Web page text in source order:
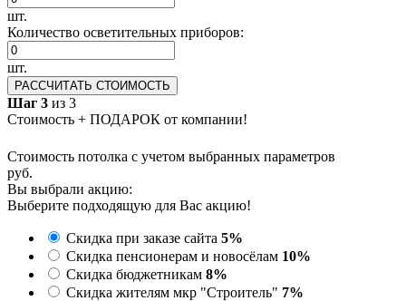
шт.
Количество осветительных приборов:
шт.
РАССЧИТАТЬ СТОИМОСТЬ
Шаг 3 из 3
Стоимость + ПОДАРОК от компании!
Стоимость потолка с учетом выбранных параметров
руб.
Вы выбрали акцию:
Выберите подходящую для Вас акцию!
Скидка при заказе сайта 5%
Скидка пенсионерам и новосёлам 10%
Скидка бюджетникам 8%
Скидка жителям мкр "Строитель" 7%